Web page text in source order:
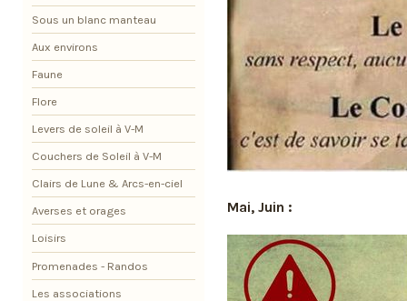
Mai, Juin :
Sous un blanc manteau
Aux environs
Faune
Flore
Levers de soleil à V-M
Couchers de Soleil à V-M
Clairs de Lune & Arcs-en-ciel
Averses et orages
Loisirs
Promenades - Randos
Les associations